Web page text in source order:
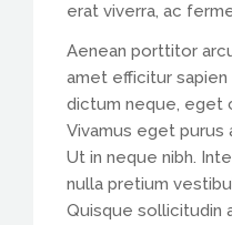
erat viverra, ac
Aenean porttitor
amet efficitur
dictum neque, eget
Vivamus eget purus
Ut in neque nibh.
nulla pretium
Quisque sollicitudin